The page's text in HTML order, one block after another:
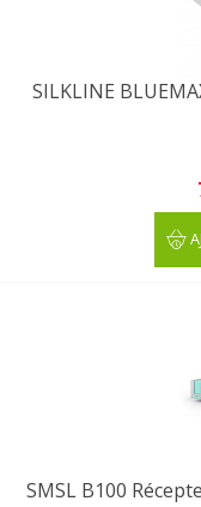
SILKLINE
SMSL B100